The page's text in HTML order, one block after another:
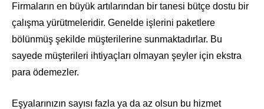
Firmaların en büyük artılarından bir tanesi bütçe dostu bir
çalışma yürütmeleridir. Genelde işlerini paketlere
bölünmüş şekilde müşterilerine sunmaktadırlar. Bu
sayede müşterileri ihtiyaçları olmayan şeyler için ekstra
para ödemezler.
Eşyalarınızın sayısı fazla ya da az olsun bu hizmet